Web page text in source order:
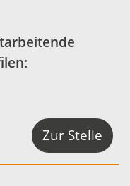
Zur Stelle